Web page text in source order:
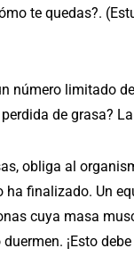
te quedas?.
número limitado
de grasa?
obliga al
finalizado. Un
cuya masa
¡Esto